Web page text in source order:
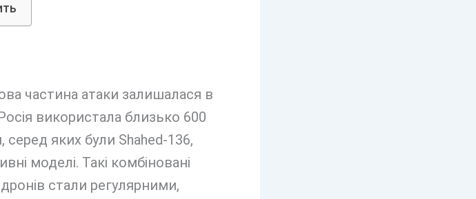
частина атаки залишалася в
використала близько 600
серед яких були Shahed-136,
моделі. Такі комбіновані
стали регулярними,